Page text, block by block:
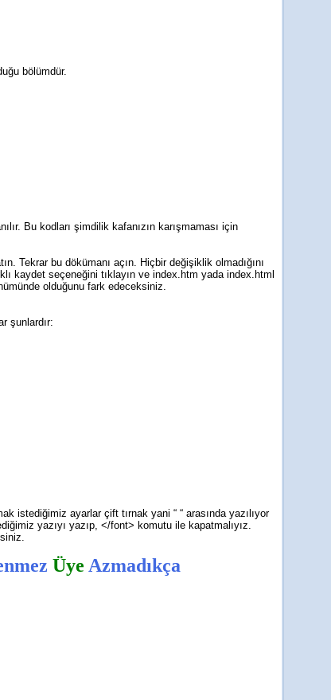
bölümdür.
Bu kodları şimdilik kafanızın karışmaması için
Tekrar bu dökümanı açın. Hiçbir değişiklik olmadığını
kaydet seçeneğini tıklayın ve index.htm yada index.html
olduğunu fark edeceksiniz.
şunlardır:
istediğimiz ayarlar çift tırnak yani “ “ arasında yazılıyor
yazıyı yazıp, </font> komutu ile kapatmalıyız.
Üye Azmadıkça